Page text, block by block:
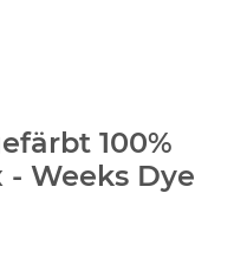
100%
Weeks Dye